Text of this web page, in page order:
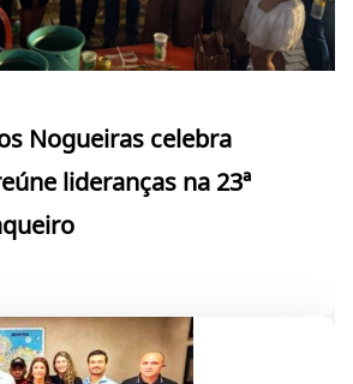
Nogueiras celebra
lideranças na 23ª